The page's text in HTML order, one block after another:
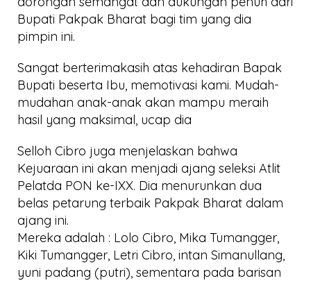
Bupati Pakpak Bharat bagi tim yang dia
pimpin ini.
Sangat berterimakasih atas kehadiran Bapak
Bupati beserta Ibu, memotivasi kami. Mudah-
mudahan anak-anak akan mampu meraih
hasil yang maksimal, ucap dia
Selloh Cibro juga menjelaskan bahwa
Kejuaraan ini akan menjadi ajang seleksi Atlit
Pelatda PON ke-IXX. Dia menurunkan dua
belas petarung terbaik Pakpak Bharat dalam
ajang ini.
Mereka adalah : Lolo Cibro, Mika Tumangger,
Kiki Tumangger, Letri Cibro, intan Simanullang,
yuni padang (putri), sementara pada barisan